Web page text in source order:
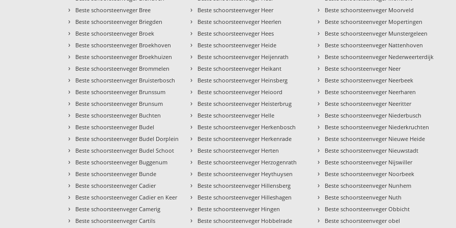
› Beste schoorsteenveger Bree
› Beste schoorsteenveger Briegden
› Beste schoorsteenveger Broek
› Beste schoorsteenveger Broekhoven
› Beste schoorsteenveger Broekhuizen
› Beste schoorsteenveger Brommelen
› Beste schoorsteenveger Bruisterbosch
› Beste schoorsteenveger Brunssum
› Beste schoorsteenveger Brunsum
› Beste schoorsteenveger Buchten
› Beste schoorsteenveger Budel
› Beste schoorsteenveger Budel Dorplein
› Beste schoorsteenveger Budel Schoot
› Beste schoorsteenveger Buggenum
› Beste schoorsteenveger Bunde
› Beste schoorsteenveger Cadier
› Beste schoorsteenveger Cadier en Keer
› Beste schoorsteenveger Camerig
› Beste schoorsteenveger Cartils
› Beste schoorsteenveger Heer
› Beste schoorsteenveger Heerlen
› Beste schoorsteenveger Hees
› Beste schoorsteenveger Heide
› Beste schoorsteenveger Heijenrath
› Beste schoorsteenveger Heikant
› Beste schoorsteenveger Heinsberg
› Beste schoorsteenveger Heioord
› Beste schoorsteenveger Heisterbrug
› Beste schoorsteenveger Helle
› Beste schoorsteenveger Herkenbosch
› Beste schoorsteenveger Herkenrade
› Beste schoorsteenveger Herten
› Beste schoorsteenveger Herzogenrath
› Beste schoorsteenveger Heythuysen
› Beste schoorsteenveger Hillensberg
› Beste schoorsteenveger Hilleshagen
› Beste schoorsteenveger Hingen
› Beste schoorsteenveger Hobbelrade
› Beste schoorsteenveger Moorveld
› Beste schoorsteenveger Mopertingen
› Beste schoorsteenveger Munstergeleen
› Beste schoorsteenveger Nattenhoven
› Beste schoorsteenveger Nederweerterdijk
› Beste schoorsteenveger Neer
› Beste schoorsteenveger Neerbeek
› Beste schoorsteenveger Neerharen
› Beste schoorsteenveger Neeritter
› Beste schoorsteenveger Niederbusch
› Beste schoorsteenveger Niederkruchten
› Beste schoorsteenveger Nieuwe Heide
› Beste schoorsteenveger Nieuwstadt
› Beste schoorsteenveger Nijswiller
› Beste schoorsteenveger Noorbeek
› Beste schoorsteenveger Nunhem
› Beste schoorsteenveger Nuth
› Beste schoorsteenveger Obbicht
› Beste schoorsteenveger obel